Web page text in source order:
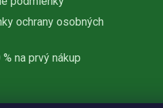
ochrany osobných
na prvý nákup